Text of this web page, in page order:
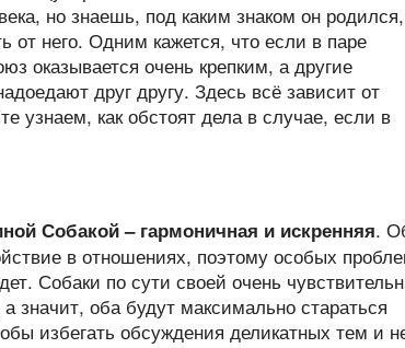
но знаешь, под каким знаком он родился,
него. Одним кажется, что если в паре
оказывается очень крепким, а другие
друг другу. Здесь всё зависит от
узнаем, как обстоят дела в случае, если в
Собакой – гармоничная и искренняя.
в отношениях, поэтому особых
Собаки по сути своей очень
значит, оба будут максимально стараться
избегать обсуждения деликатных тем и